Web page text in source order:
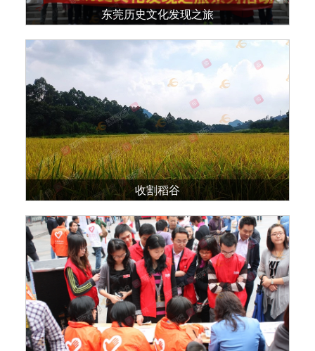
东莞历史文化发现之旅
收割稻谷